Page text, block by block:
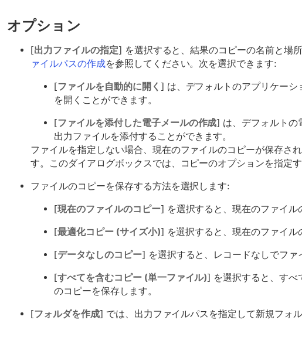
オプション
[出力ファイルの指定] を選択すると、結果のコピーの名前と場所
ァイルパスの作成を参照してください。次を選択できます:
[ファイルを自動的に開く ] は、デフォルトのアプリケーシ
を開くことができます。
[ファイルを添付した電子メールの作成] は、デフォルトの
出力ファイルを添付することができます。
ファイルを指定しない場合、現在のファイルのコピーが保存さ
す。このダイアログボックスでは、コピーのオプションを指定す
ファイルのコピーを保存する方法を選択します:
[現在のファイルのコピー] を選択すると、現在のファイル
[最適化コピー (サイズ小)] を選択すると、現在のファイル
[データなしのコピー] を選択すると、レコードなしでファ
[すべてを含むコピー (単一ファイル)] を選択すると、すべ
のコピーを保存します。
[フォルダを作成] では、出力ファイルパスを指定して新規フォ